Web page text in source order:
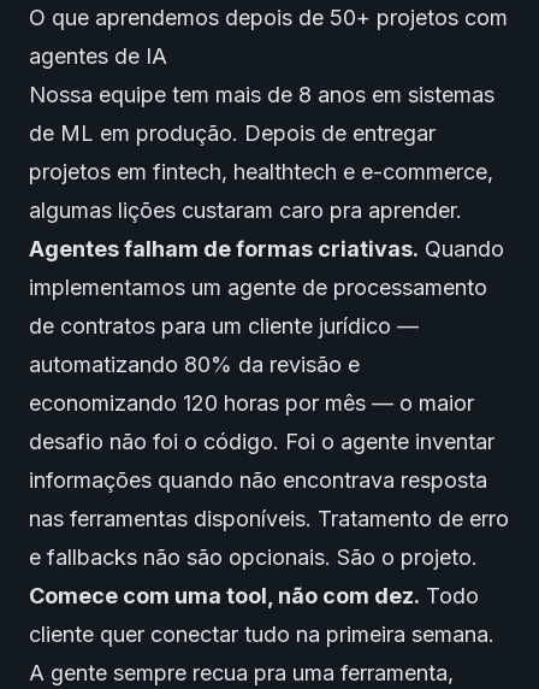
O que aprendemos depois de 50+ projetos com
agentes de IA
Nossa equipe tem mais de 8 anos em sistemas
de ML em produção. Depois de entregar
projetos em fintech, healthtech e e-commerce,
algumas lições custaram caro pra aprender.
Agentes falham de formas criativas. Quando
implementamos um agente de processamento
de contratos para um cliente jurídico —
automatizando 80% da revisão e
economizando 120 horas por mês — o maior
desafio não foi o código. Foi o agente inventar
informações quando não encontrava resposta
nas ferramentas disponíveis. Tratamento de erro
e fallbacks não são opcionais. São o projeto.
Comece com uma tool, não com dez. Todo
cliente quer conectar tudo na primeira semana.
A gente sempre recua pra uma ferramenta,